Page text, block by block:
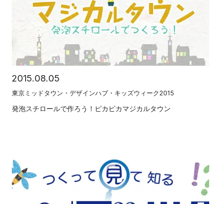
2015.08.05
東京ミッドタウン・デザインハブ・キッズウィーク2015
発泡スチロールで作ろう！ピカピカマジカルタウン